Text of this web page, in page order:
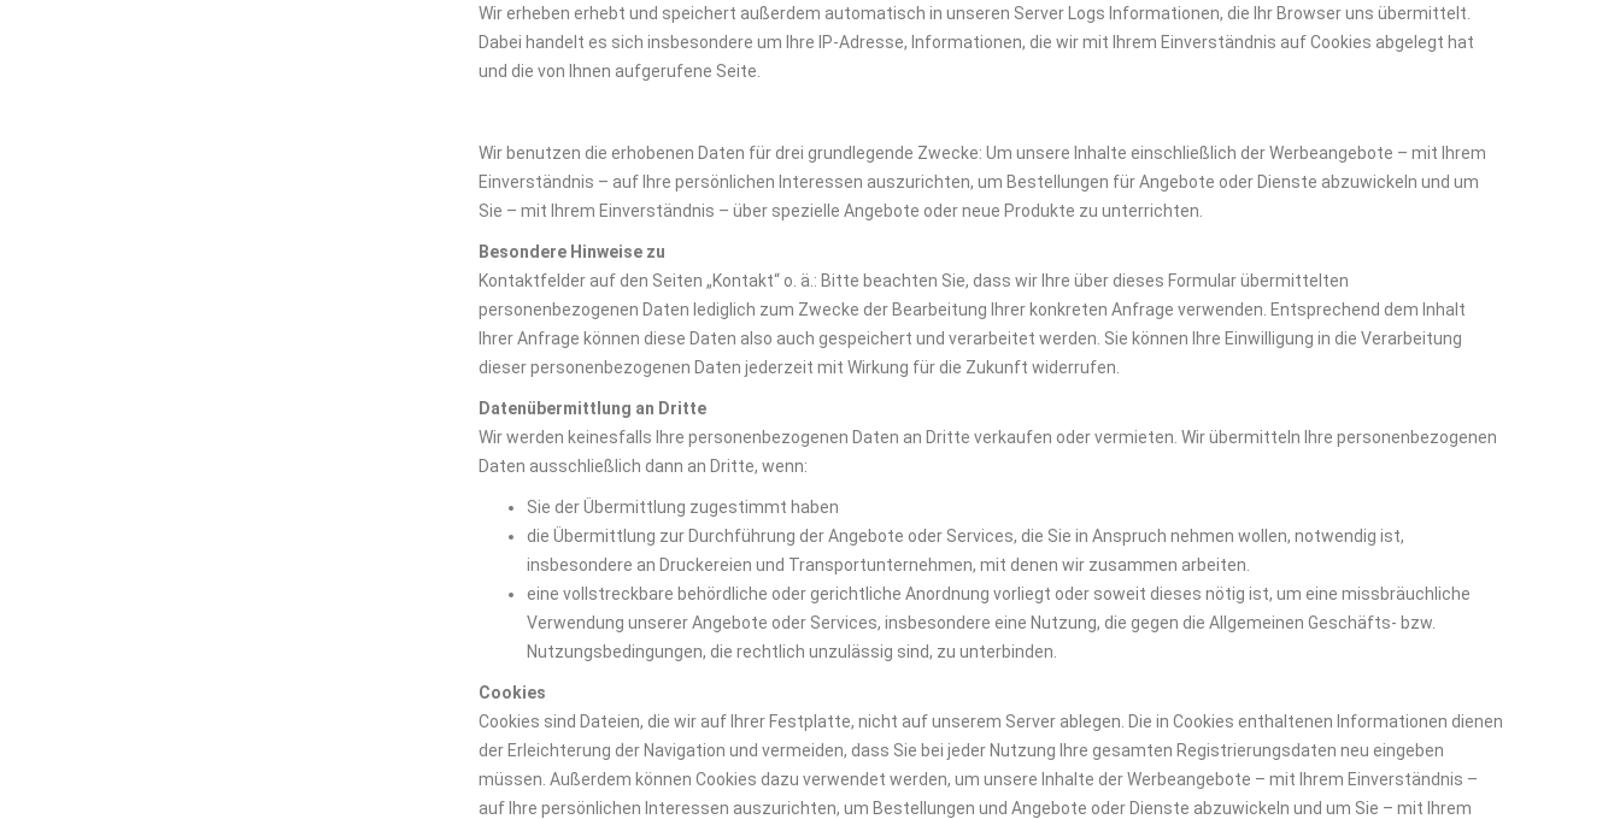
Wir erheben erhebt und speichert außerdem automatisch in unseren Server Logs Informationen, die Ihr Browser uns übermittelt.
Dabei handelt es sich insbesondere um Ihre IP-Adresse, Informationen, die wir mit Ihrem Einverständnis auf Cookies abgelegt hat
und die von Ihnen aufgerufene Seite.
Wir benutzen die erhobenen Daten für drei grundlegende Zwecke: Um unsere Inhalte einschließlich der Werbeangebote – mit Ihrem
Einverständnis – auf Ihre persönlichen Interessen auszurichten, um Bestellungen für Angebote oder Dienste abzuwickeln und um
Sie – mit Ihrem Einverständnis – über spezielle Angebote oder neue Produkte zu unterrichten.
Besondere Hinweise zu
Kontaktfelder auf den Seiten „Kontakt“ o. ä.: Bitte beachten Sie, dass wir Ihre über dieses Formular übermittelten
personenbezogenen Daten lediglich zum Zwecke der Bearbeitung Ihrer konkreten Anfrage verwenden. Entsprechend dem Inhalt
Ihrer Anfrage können diese Daten also auch gespeichert und verarbeitet werden. Sie können Ihre Einwilligung in die Verarbeitung
dieser personenbezogenen Daten jederzeit mit Wirkung für die Zukunft widerrufen.
Datenübermittlung an Dritte
Wir werden keinesfalls Ihre personenbezogenen Daten an Dritte verkaufen oder vermieten. Wir übermitteln Ihre personenbezogenen
Daten ausschließlich dann an Dritte, wenn:
Sie der Übermittlung zugestimmt haben
die Übermittlung zur Durchführung der Angebote oder Services, die Sie in Anspruch nehmen wollen, notwendig ist,
insbesondere an Druckereien und Transportunternehmen, mit denen wir zusammen arbeiten.
eine vollstreckbare behördliche oder gerichtliche Anordnung vorliegt oder soweit dieses nötig ist, um eine missbräuchliche
Verwendung unserer Angebote oder Services, insbesondere eine Nutzung, die gegen die Allgemeinen Geschäfts- bzw.
Nutzungsbedingungen, die rechtlich unzulässig sind, zu unterbinden.
Cookies
Cookies sind Dateien, die wir auf Ihrer Festplatte, nicht auf unserem Server ablegen. Die in Cookies enthaltenen Informationen dienen
der Erleichterung der Navigation und vermeiden, dass Sie bei jeder Nutzung Ihre gesamten Registrierungsdaten neu eingeben
müssen. Außerdem können Cookies dazu verwendet werden, um unsere Inhalte der Werbeangebote – mit Ihrem Einverständnis –
auf Ihre persönlichen Interessen auszurichten, um Bestellungen und Angebote oder Dienste abzuwickeln und um Sie – mit Ihrem